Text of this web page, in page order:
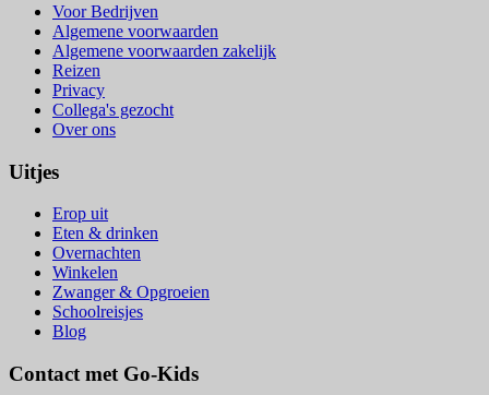
Voor Bedrijven
Algemene voorwaarden
Algemene voorwaarden zakelijk
Reizen
Privacy
Collega's gezocht
Over ons
Uitjes
Erop uit
Eten & drinken
Overnachten
Winkelen
Zwanger & Opgroeien
Schoolreisjes
Blog
Contact met Go-Kids